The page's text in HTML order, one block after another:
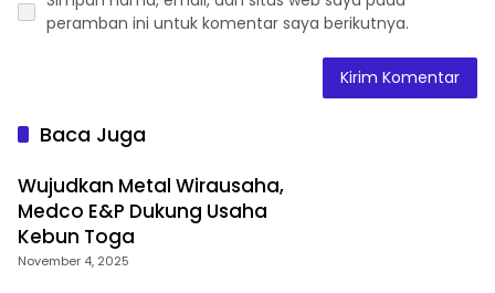
peramban ini untuk komentar saya berikutnya.
Baca Juga
Wujudkan Metal Wirausaha,
Medco E&P Dukung Usaha
Kebun Toga
November 4, 2025